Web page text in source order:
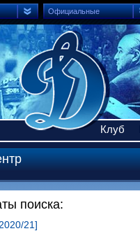
Официальные
Клуб
поиска:
21]